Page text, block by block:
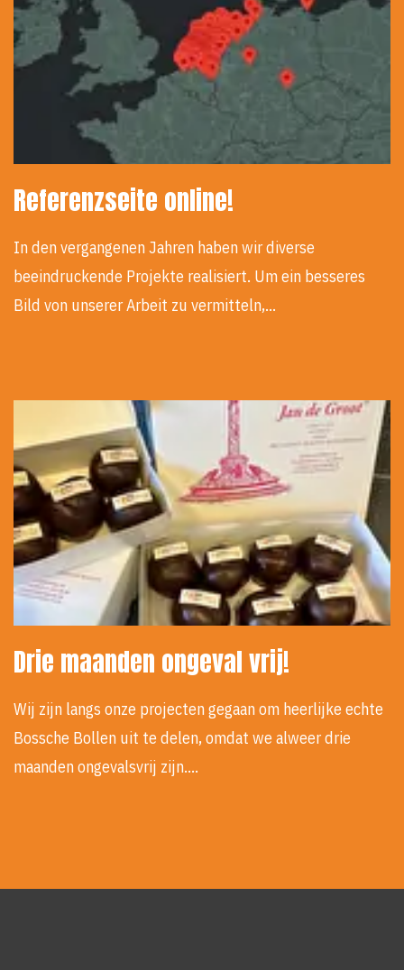
Referenzseite online!
In den vergangenen Jahren haben wir diverse
beeindruckende Projekte realisiert. Um ein besseres
Bild von unserer Arbeit zu vermitteln,…
Drie maanden ongeval vrij!
Wij zijn langs onze projecten gegaan om heerlijke echte
Bossche Bollen uit te delen, omdat we alweer drie
maanden ongevalsvrij zijn.…